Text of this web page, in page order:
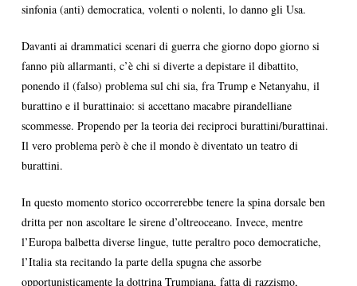
sinfonia (anti) democratica, volenti o nolenti, lo danno gli Usa.
Davanti ai drammatici scenari di guerra che giorno dopo giorno si
fanno più allarmanti, c’è chi si diverte a depistare il dibattito,
ponendo il (falso) problema sul chi sia, fra Trump e Netanyahu, il
burattino e il burattinaio: si accettano macabre pirandelliane
scommesse. Propendo per la teoria dei reciproci burattini/burattinai.
Il vero problema però è che il mondo è diventato un teatro di
burattini.
In questo momento storico occorrerebbe tenere la spina dorsale ben
dritta per non ascoltare le sirene d’oltreoceano. Invece, mentre
l’Europa balbetta diverse lingue, tutte peraltro poco democratiche,
l’Italia sta recitando la parte della spugna che assorbe
opportunisticamente la dottrina Trumpiana, fatta di razzismo,